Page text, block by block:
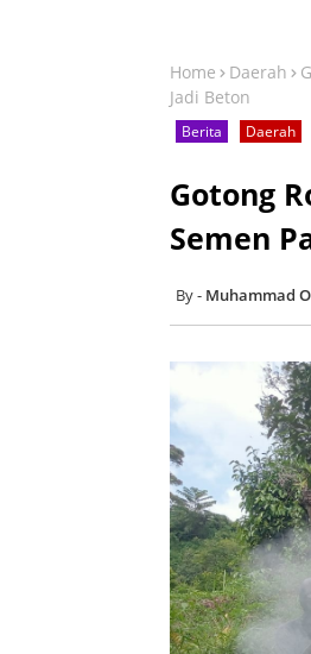
Home Daerah
Jadi Beton
Berita Daerah
Gotong
Semen
Muhammad